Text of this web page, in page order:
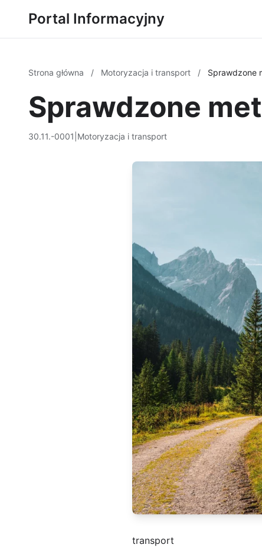
Portal Informacyjny
Strona główna / Motoryzacja i transport / Sprawdzone
Sprawdzone
30.11.-0001 Motoryzacja i transport
transport